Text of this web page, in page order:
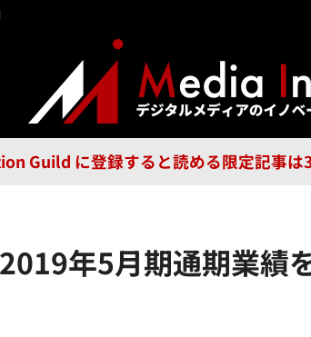
Guild に登録すると読める限定記事は
テクノロジー 広告 企業
年5月期通期業績